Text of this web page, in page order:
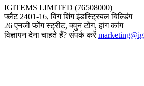
IGITEMS LIMITED (76508000)
फ्लैट 2401-16, विंग शिंग इंडस्ट्रियल बिल्डिंग
26 एनजी फोंग स्ट्रीट, क्वुन टोंग, हांग कांग
विज्ञापन देना चाहते हैं? संपर्क करें